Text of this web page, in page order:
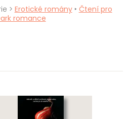
> Erotické romány‣ Čtení pro
romance